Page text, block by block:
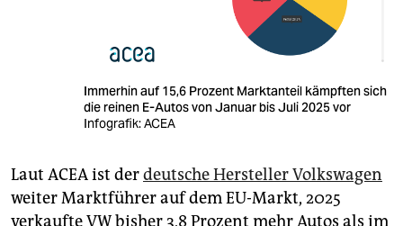
Immerhin auf 15,6 Prozent Marktanteil kämpften sich
die reinen E-Autos von Januar bis Juli 2025 vor
Infografik: ACEA
Laut ACEA ist derdeutsche Hersteller Volkswagen
weiter Marktführer auf dem EU-Markt, 2025
verkaufte VW bisher 3,8 Prozent mehr Autos als im